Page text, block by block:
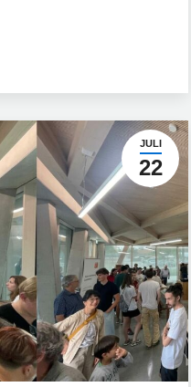
JULI
22